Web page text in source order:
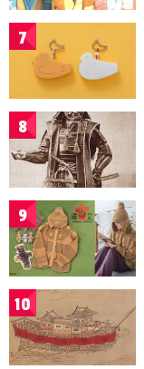
7
8
9
10